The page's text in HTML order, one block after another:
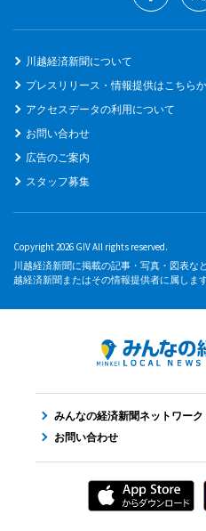
川越経済新聞について
プレスリリース・情報提供はこちら
アクセスデータの利用について
お問い合わせ
広告のご案内
スタッフ募集
Copyright 2026 GIV All rights reserved.
川越経済新聞に掲載の記事・写真・図表な
越経済新聞またはその情報提供者に属します
みんなの経済新聞ネットワーク
お問い合わせ